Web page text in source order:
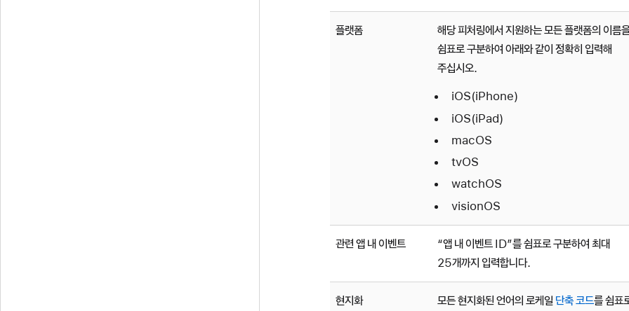
플랫폼
해당 피처링에서 지원하는 모든 플랫폼의 이름
쉼표로 구분하여 아래와 같이 정확히 입력해
주십시오.
iOS(iPhone)
iOS(iPad)
macOS
tvOS
watchOS
visionOS
관련 앱 내 이벤트
“앱 내 이벤트 ID”를 쉼표로 구분하여 최대
25개까지 입력합니다.
현지화 모든 현지화된 언어의 로케일 단축 코드를 쉼표